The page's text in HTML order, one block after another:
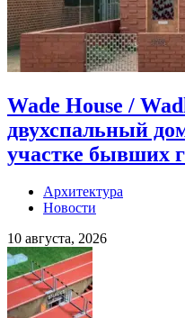
Wade House /
двухспальный
участке бывших
Архитектура
Новости
10 августа, 2026